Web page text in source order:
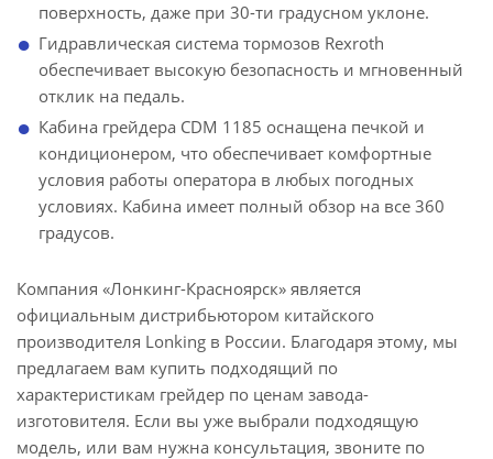
поверхность, даже при 30-ти градусном уклоне.
Гидравлическая система тормозов Rexroth
обеспечивает высокую безопасность и мгновенный
отклик на педаль.
Кабина грейдера CDM 1185 оснащена печкой и
кондиционером, что обеспечивает комфортные
условия работы оператора в любых погодных
условиях. Кабина имеет полный обзор на все 360
градусов.
Компания «Лонкинг-Красноярск» является
официальным дистрибьютором китайского
производителя Lonking в России. Благодаря этому, мы
предлагаем вам купить подходящий по
характеристикам грейдер по ценам завода-
изготовителя. Если вы уже выбрали подходящую
модель, или вам нужна консультация, звоните по